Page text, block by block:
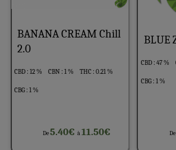
BANANA CREAM Chill
2.0
CBD : 12 % CBN : 1 % THC : 0.21 %
CBG : 1 %
De5.40€à11.50€
BLUE
CBD : 47 %
CBG : 1 %
De